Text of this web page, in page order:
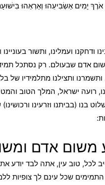
יָמִים אַשְׂבִּיעֵהוּ וְאַרְאֵהוּ
ודחקנו ועמלינו, ותשור
שום אדם שבעולם. רק נסתכל
ותצילנו מתלמידיו
רועה ישראל, המלך הטוב
בנו (בביתנו וזרעינו
משום אדם
לכל, טוב עין, אתה לבד
שכל עינם לך צופיות